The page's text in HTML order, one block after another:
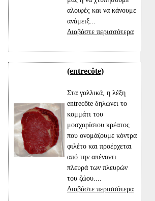
αλοιφές και να κάνουμε
ανάμειξ...
Διαβάστε περισσότερα
(entrecôte)
Στα γαλλικά, η λέξη
entrecôte δηλώνει το
κομμάτι του
μοσχαρίσιου κρέατος
που ονομάζουμε κόντρα
φιλέτο και προέρχεται
από την απέναντι
πλευρά των πλευρών
του ζώου....
Διαβάστε περισσότερα